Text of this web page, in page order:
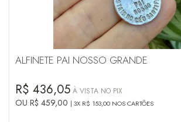
ALFINETE PAI NOSSO GRANDE
R$ 436,05 À VISTA NO PIX
OU R$ 459,00 3X R$ 153,00 NOS CARTÕES